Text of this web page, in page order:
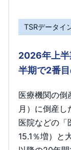
TSRデータイ
2026年上
半期で2番
医療機関の
月）に倒産し
医院などの「
15.1％増）と